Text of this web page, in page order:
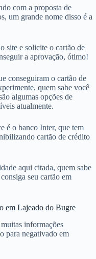
com a proposta de
um grande nome disso é a
site e solicite o cartão de
a aprovação, ótimo!
conseguiram o cartão de
quem sabe você
algumas opções de
atualmente.
é o banco Inter, que tem
cartão de crédito
aqui citada, quem sabe
seu cartão em
em Lajeado do Bugre
informações
para negativado em